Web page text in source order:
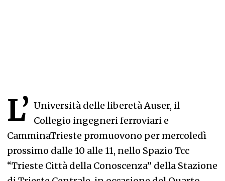
L’ Università delle liberetà Auser, il
Collegio ingegneri ferroviari e
CamminaTrieste promuovono per mercoledì
prossimo dalle 10 alle 11, nello Spazio Tcc
“Trieste Città della Conoscenza” della Stazione